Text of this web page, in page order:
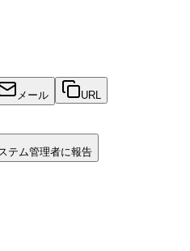
メール URL
テム管理者に報告